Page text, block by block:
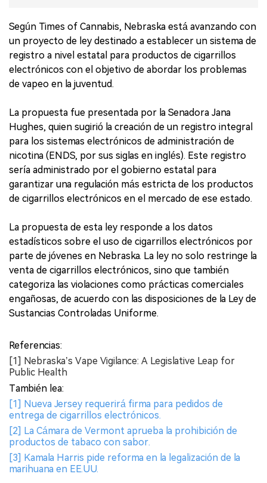
Según Times of Cannabis, Nebraska está avanzando con
un proyecto de ley destinado a establecer un sistema de
registro a nivel estatal para productos de cigarrillos
electrónicos con el objetivo de abordar los problemas
de vapeo en la juventud.
La propuesta fue presentada por la Senadora Jana
Hughes, quien sugirió la creación de un registro integral
para los sistemas electrónicos de administración de
nicotina (ENDS, por sus siglas en inglés). Este registro
sería administrado por el gobierno estatal para
garantizar una regulación más estricta de los productos
de cigarrillos electrónicos en el mercado de ese estado.
La propuesta de esta ley responde a los datos
estadísticos sobre el uso de cigarrillos electrónicos por
parte de jóvenes en Nebraska. La ley no solo restringe la
venta de cigarrillos electrónicos, sino que también
categoriza las violaciones como prácticas comerciales
engañosas, de acuerdo con las disposiciones de la Ley de
Sustancias Controladas Uniforme.
Referencias:
[1] Nebraska’s Vape Vigilance: A Legislative Leap for
Public Health
También lea:
[1] Nueva Jersey requerirá firma para pedidos de
entrega de cigarrillos electrónicos.
[2] La Cámara de Vermont aprueba la prohibición de
productos de tabaco con sabor.
[3] Kamala Harris pide reforma en la legalización de la
marihuana en EE.UU.